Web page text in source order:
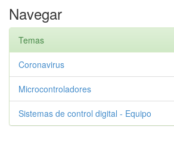
Navegar
Temas
Coronavirus
Microcontroladores
Sistemas de control digital - Equipo